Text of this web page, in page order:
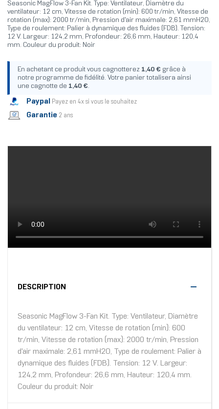
Seasonic MagFlow 3-Fan Kit. Type: Ventilateur, Diamètre du
ventilateur: 12 cm, Vitesse de rotation (min): 600 tr/min, Vitesse de
rotation (max): 2000 tr/min, Pression d'air maximale: 2,61 mmH2O,
Type de roulement: Palier à dynamique des fluides (FDB). Tension:
12 V. Largeur: 124,2 mm, Profondeur: 26,6 mm, Hauteur: 120,4
mm. Couleur du produit: Noir
En achetant ce produit vous cagnotterez 1,40 € grâce à
notre programme de fidélité. Votre panier totalisera ainsi
une cagnotte de 1,40 €.
Paypal Payez en 4x si vous le souhaitez
Garantie 2 ans
DESCRIPTION
Seasonic MagFlow 3-Fan Kit. Type: Ventilateur, Diamètre
du ventilateur: 12 cm, Vitesse de rotation (min): 600
tr/min, Vitesse de rotation (max): 2000 tr/min, Pression
d'air maximale: 2,61 mmH2O, Type de roulement: Palier à
dynamique des fluides (FDB). Tension: 12 V. Largeur:
124,2 mm, Profondeur: 26,6 mm, Hauteur: 120,4 mm.
Couleur du produit: Noir